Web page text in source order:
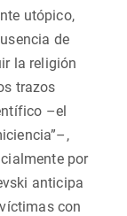
utópico,
de
la religión
trazos
–el
por
anticipa
con